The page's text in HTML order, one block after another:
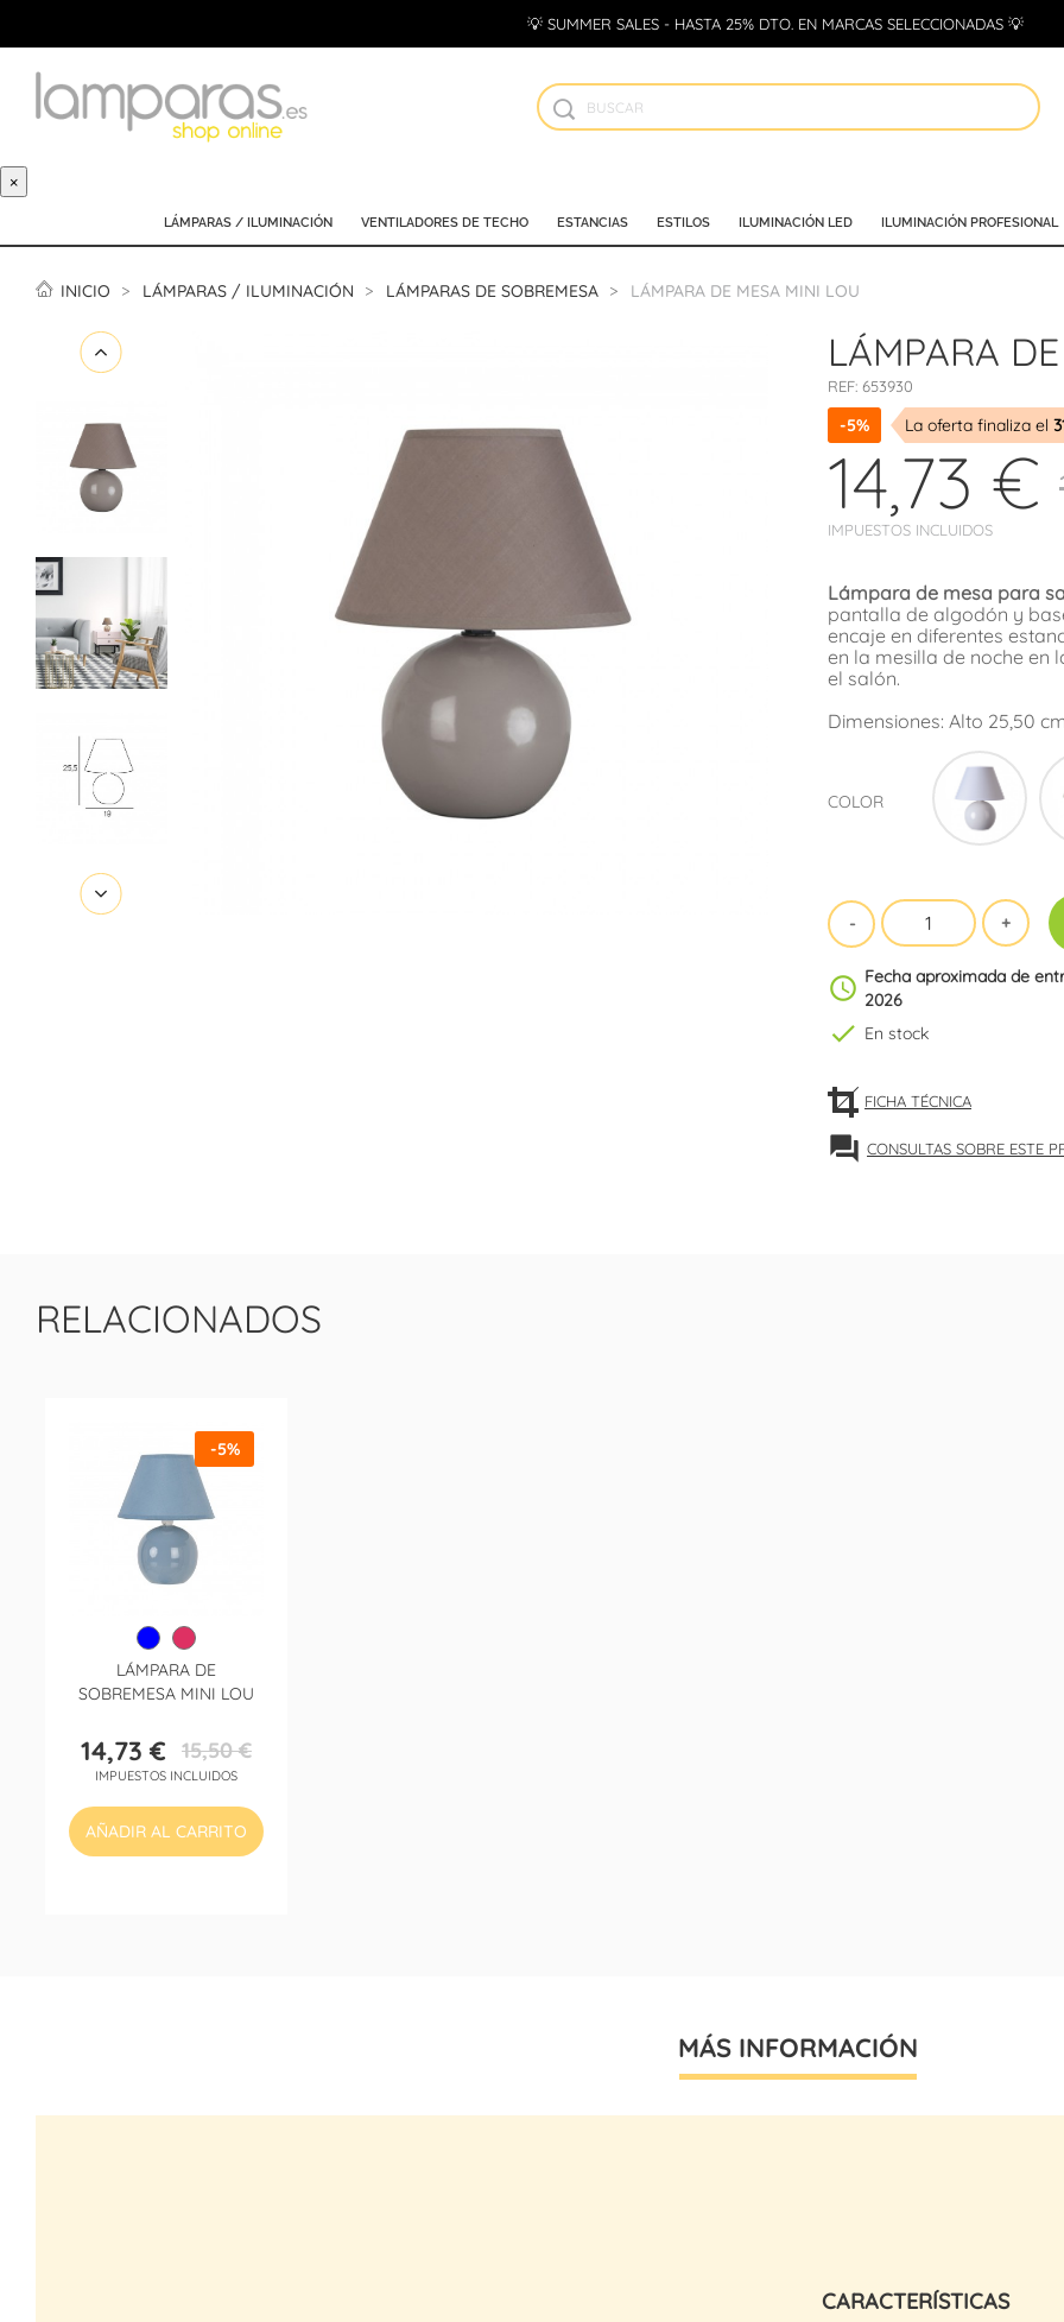
💡 SUMMER SALES - HASTA 25% DTO. EN MARCAS SELECCIONADAS 💡
×
LÁMPARAS / ILUMINACIÓN VENTILADORES DE TECHO ESTANCIAS ESTILOS ILUMINACIÓN LED ILUMINACIÓN PROFESIONAL
INICIO LÁMPARAS / ILUMINACIÓN LÁMPARAS DE SOBREMESA LÁMPARA DE MESA MINI LOU
LÁMPARA
REF: 653930
-5% La oferta finaliza el
14,73 €
IMPUESTOS INCLUIDOS
Lámpara de mesa para
pantalla de algodón y
encaje en diferentes
en la mesilla de noche en
el salón.
Dimensiones: Alto 25,50
COLOR
schedule Fecha aproximada de
2026
check En stock
FICHA TÉCNICA
forum CONSULTAS SOBRE ESTE
RELACIONADOS
LÁMPARA DE
SOBREMESA MINI LOU
Precio
14,73 €Precio
base
15,50 €
IMPUESTOS INCLUIDOS
-5%
AÑADIR AL CARRITO
MÁS INFORMACIÓN
CARACTERÍSTICAS